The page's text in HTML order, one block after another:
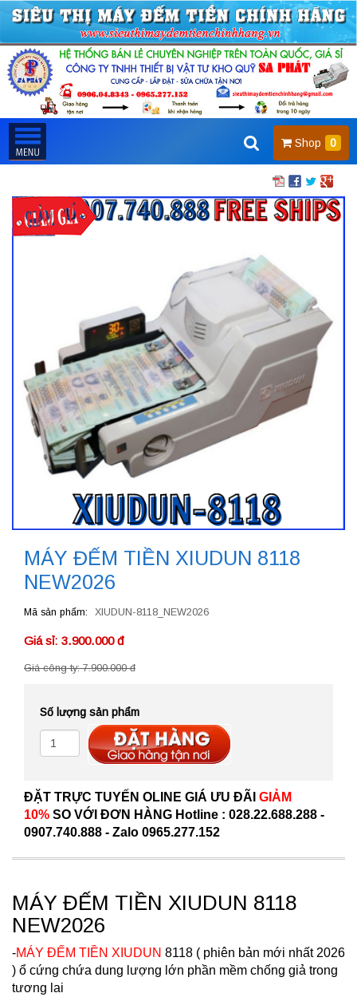
Shop 0
MÁY ĐẾM TIỀN XIUDUN 8118
NEW2026
Mã sản phẩm XIUDUN-8118_NEW2026
Giá sỉ: 3.900.000 đ
Giá công ty: 7.900.000 đ
Số lượng sản phẩm
ĐẶT TRỰC TUYẾN OLINE GIÁ ƯU ĐÃI GIẢM
10% SO VỚI ĐƠN HÀNG Hotline : 028.22.688.288 -
0907.740.888 - Zalo 0965.277.152
MÁY ĐẾM TIỀN XIUDUN 8118
NEW2026
-MÁY ĐẾM TIỀN XIUDUN 8118 ( phiên bản mới nhất 2026
) ổ cứng chứa dung lượng lớn phần mềm chống giả trong
tương lai